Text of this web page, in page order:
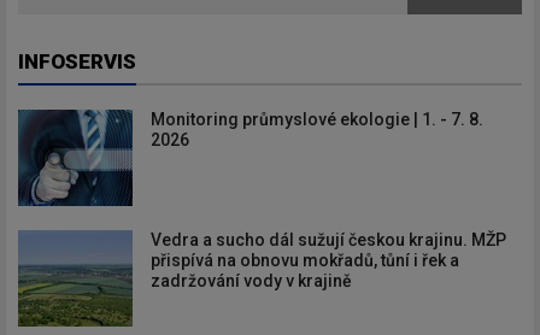
INFOSERVIS
Monitoring průmyslové ekologie | 1. - 7. 8.
2026
Vedra a sucho dál sužují českou krajinu. MŽP
přispívá na obnovu mokřadů, tůní i řek a
zadržování vody v krajině